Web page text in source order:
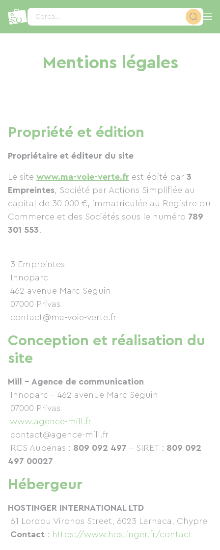
Cerca...
Mentions légales
Propriété et édition
Propriétaire et éditeur du site
Le site www.ma-voie-verte.fr est édité par 3
Empreintes, Société par Actions Simplifiée au
capital de 30 000 €, immatriculée au Registre du
Commerce et des Sociétés sous le numéro 789
301 553.
3 Empreintes
Innoparc
462 avenue Marc Seguin
07000 Privas
contact@ma-voie-verte.fr
Conception et réalisation du
site
Mill – Agence de communication
Innoparc - 462 avenue Marc Seguin
07000 Privas
www.agence-mill.fr
contact@agence-mill.fr
RCS Aubenas : 809 092 497 – SIRET : 809 092
497 00027
Hébergeur
HOSTINGER INTERNATIONAL LTD
61 Lordou Vironos Street, 6023 Larnaca, Chypre
Contact : https://www.hostinger.fr/contact
Pannello di gestione dei cookies